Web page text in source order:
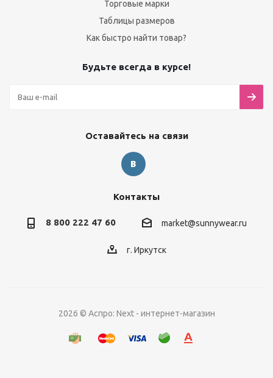
Торговые марки
Таблицы размеров
Как быстро найти товар?
Будьте всегда в курсе!
Оставайтесь на связи
Контакты
8 800 222 47 60 market@sunnywear.ru
г. Иркутск
2026 © Аспро: Next - интернет-магазин